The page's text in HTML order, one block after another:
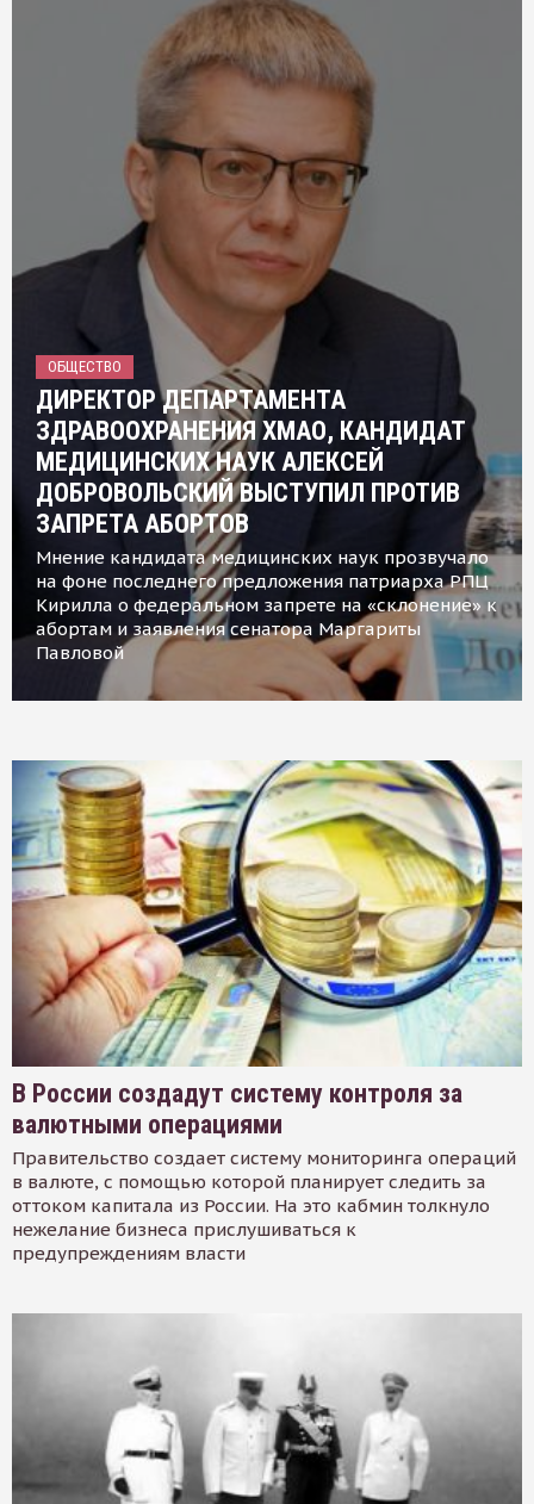
ОБЩЕСТВО
ДИРЕКТОР ДЕПАРТАМЕНТА
ЗДРАВООХРАНЕНИЯ ХМАО, КАНДИДАТ
МЕДИЦИНСКИХ НАУК АЛЕКСЕЙ
ДОБРОВОЛЬСКИЙ ВЫСТУПИЛ ПРОТИВ
ЗАПРЕТА АБОРТОВ
Мнение кандидата медицинских наук прозвучало
на фоне последнего предложения патриарха РПЦ
Кирилла о федеральном запрете на «склонение» к
абортам и заявления сенатора Маргариты
Павловой
В России создадут систему контроля за
валютными операциями
Правительство создает систему мониторинга операций
в валюте, с помощью которой планирует следить за
оттоком капитала из России. На это кабмин толкнуло
нежелание бизнеса прислушиваться к
предупреждениям власти